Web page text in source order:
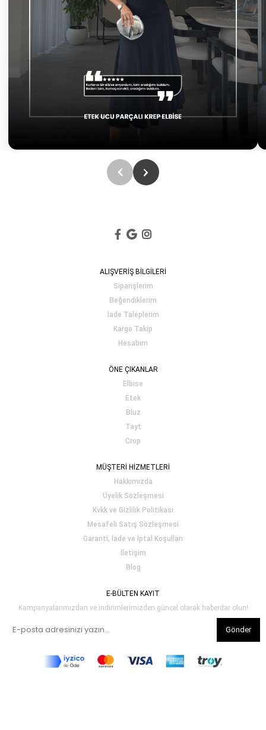
ALIŞVERİŞ BİLGİLERİ
Siparişlerim
Beğendiklerim
İade Taleplerim
Kargo Takip
Hesabım
ÖNE ÇIKANLAR
Elbise
Etek
Bluz
Tayt
Crop
MÜŞTERİ HİZMETLERİ
Hakkımızda
Üyelik Sözleşmesi
Kvkk ve Gizlilik Politikası
Mesafeli Satış Sözleşmesi
Garanti, İade ve İptal Koşulları
İletişim
Blog
E-BÜLTEN KAYIT
Kampanyalarımızdan ve indirimlerimizden güncel olarak haberdar olun!
Gönder